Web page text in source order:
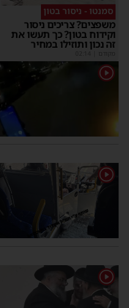
סמנטו - ניסור בטון
משפצים? צריכים ניסור
וקידוח בטון? כך תעשו את
זה נכון ותוזילו במחיר